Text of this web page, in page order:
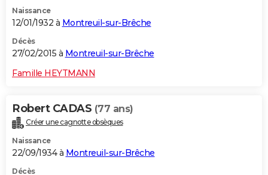
Naissance
12/01/1932 à Montreuil-sur-Brêche
Décès
27/02/2015 à Montreuil-sur-Brêche
Famille HEYTMANN
Robert CADAS (77 ans)
Créer une cagnotte obsèques
Naissance
22/09/1934 à Montreuil-sur-Brêche
Décès